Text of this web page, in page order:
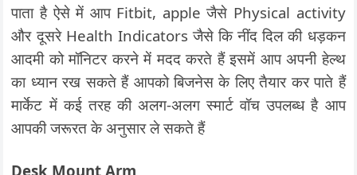
पाता है ऐसे में आप Fitbit, apple जैसे Physical activity
और दूसरे Health Indicators जैसे कि नींद दिल की धड़कन
आदमी को मॉनिटर करने में मदद करते हैं इसमें आप अपनी हेल्थ
का ध्यान रख सकते हैं आपको बिजनेस के लिए तैयार कर पाते हैं
मार्केट में कई तरह की अलग-अलग स्मार्ट वॉच उपलब्ध है आप
आपकी जरूरत के अनुसार ले सकते हैं
Desk Mount Arm